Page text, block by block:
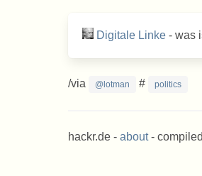
Digitale Linke - was
/via @lotman # politics
hackr.de - about-